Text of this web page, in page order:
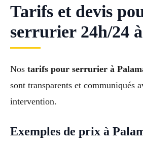
Tarifs et devis
serrurier 24h/24
Nos tarifs pour serrurier à
sont transparents et communiqués
intervention.
Exemples de prix à